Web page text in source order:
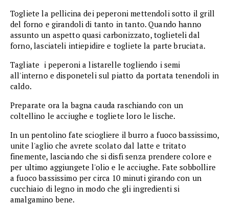
Togliete la pellicina dei peperoni mettendoli sotto il grill
del forno e girandoli di tanto in tanto. Quando hanno
assunto un aspetto quasi carbonizzato, toglieteli dal
forno, lasciateli intiepidire e togliete la parte bruciata.
Tagliate i peperoni a listarelle togliendo i semi
all'interno e disponeteli sul piatto da portata tenendoli in
caldo.
Preparate ora la bagna cauda raschiando con un
coltellino le acciughe e togliete loro le lische.
In un pentolino fate sciogliere il burro a fuoco bassissimo,
unite l'aglio che avrete scolato dal latte e tritato
finemente, lasciando che si disfi senza prendere colore e
per ultimo aggiungete l'olio e le acciughe. Fate sobbollire
a fuoco bassissimo per circa 10 minuti girando con un
cucchiaio di legno in modo che gli ingredienti si
amalgamino bene.